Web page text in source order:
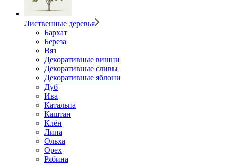
Лиственные деревья
Бархат
Береза
Вяз
Декоративные вишни
Декоративные сливы
Декоративные яблони
Дуб
Ива
Катальпа
Каштан
Клён
Липа
Ольха
Орех
Рябина